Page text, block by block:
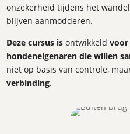
onzekerheid tijdens het
blijven aanmodderen.
Deze cursus is ontwikkeldvoor
hondeneigenaren die willen
niet op basis van controle,
verbinding.